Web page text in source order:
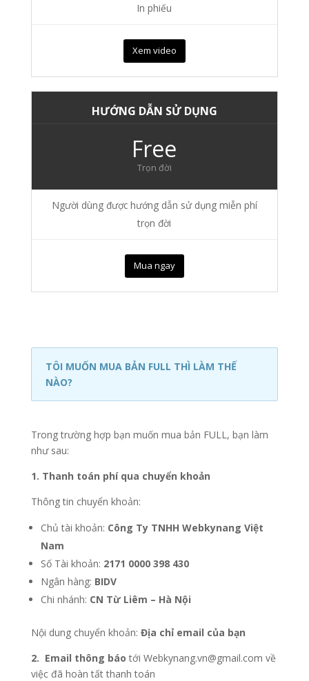
In phiếu
Xem video
HƯỚNG DẪN SỬ DỤNG
Free
Trọn đời
Người dùng được hướng dẫn sử dụng miễn phí
trọn đời
Mua ngay
TÔI MUỐN MUA BẢN FULL THÌ LÀM THẾ
NÀO?
Trong trường hợp bạn muốn mua bản FULL, bạn làm
như sau:
1. Thanh toán phí qua chuyển khoản
Thông tin chuyển khoản:
Chủ tài khoản: Công Ty TNHH Webkynang Việt
Nam
Số Tài khoản: 2171 0000 398 430
Ngân hàng: BIDV
Chi nhánh: CN Từ Liêm – Hà Nội
Nội dung chuyển khoản: Địa chỉ email của bạn
2. Email thông báo tới Webkynang.vn@gmail.com về
việc đã hoàn tất thanh toán